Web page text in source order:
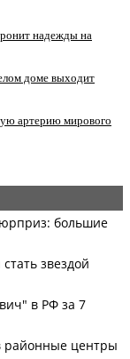
надежды на
доме выходит
артерию мирового